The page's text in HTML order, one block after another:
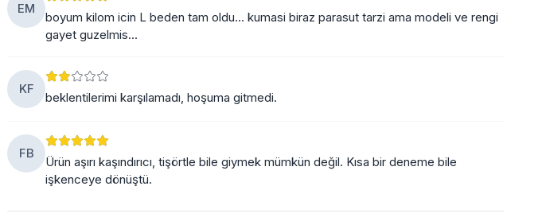
EM
boyum kilom icin L beden tam oldu... kumasi biraz parasut tarzi ama modeli ve rengi
gayet guzelmis...
KF
beklentilerimi karşılamadı, hoşuma gitmedi.
FB
Ürün aşırı kaşındırıcı, tişörtle bile giymek mümkün değil. Kısa bir deneme bile
işkenceye dönüştü.